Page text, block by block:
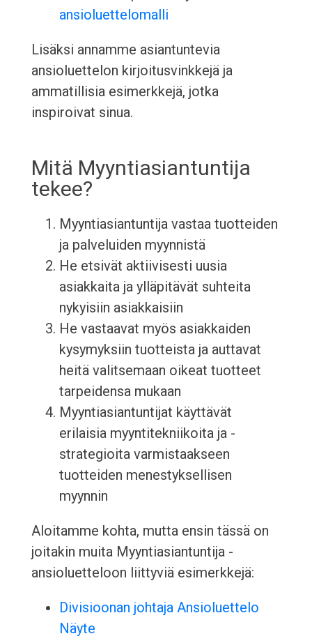
ansioluettelomalli
Lisäksi annamme asiantuntevia
ansioluettelon kirjoitusvinkkejä ja
ammatillisia esimerkkejä, jotka
inspiroivat sinua.
Mitä Myyntiasiantuntija
tekee?
Myyntiasiantuntija vastaa tuotteiden
ja palveluiden myynnistä
He etsivät aktiivisesti uusia
asiakkaita ja ylläpitävät suhteita
nykyisiin asiakkaisiin
He vastaavat myös asiakkaiden
kysymyksiin tuotteista ja auttavat
heitä valitsemaan oikeat tuotteet
tarpeidensa mukaan
Myyntiasiantuntijat käyttävät
erilaisia myyntitekniikoita ja -
strategioita varmistaakseen
tuotteiden menestyksellisen
myynnin
Aloitamme kohta, mutta ensin tässä on
joitakin muita Myyntiasiantuntija -
ansioluetteloon liittyviä esimerkkejä:
Divisioonan johtaja Ansioluettelo
Näyte